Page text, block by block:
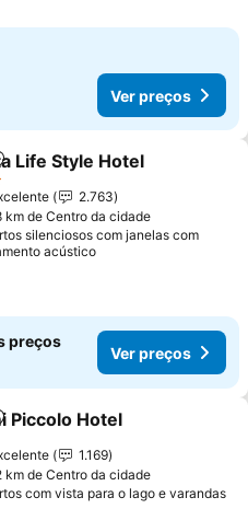
Ver preços
aos favoritos
Life Style Hotel
2.763
km de Centro da cidade
silenciosos com janelas com
acústico
preços
Ver preços
aos favoritos
Piccolo Hotel
1.169
km de Centro da cidade
com vista para o lago e varandas